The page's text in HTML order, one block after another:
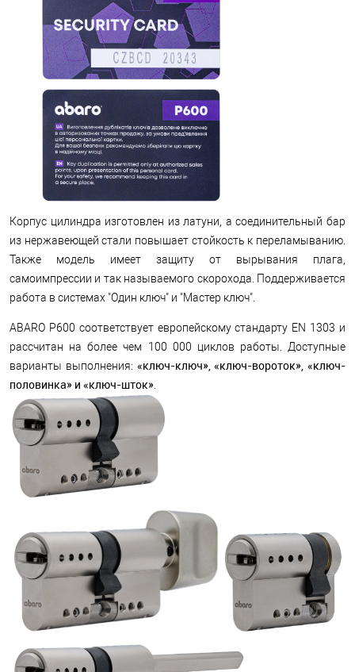
Корпус цилиндра изготовлен из латуни, а соединительный бар
из нержавеющей стали повышает стойкость к переламыванию.
Также модель имеет защиту от вырывания плага,
самоимпрессии и так называемого скорохода. Поддерживается
работа в системах "Один ключ" и "Мастер ключ".
ABARO P600 соответствует европейскому стандарту EN 1303 и
рассчитан на более чем 100 000 циклов работы. Доступные
варианты выполнения: «ключ-ключ», «ключ-вороток», «ключ-
половинка» и «ключ-шток»